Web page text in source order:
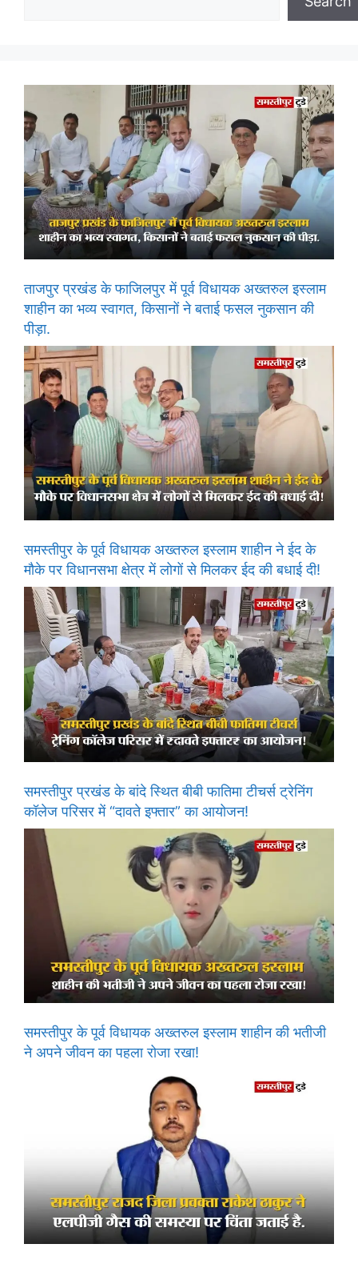
ताजपुर प्रखंड के फाजिलपुर में पूर्व विधायक अख्तरुल इस्लाम
शाहीन का भव्य स्वागत, किसानों ने बताई फसल नुकसान की
पीड़ा.
समस्तीपुर के पूर्व विधायक अख्तरुल इस्लाम शाहीन ने ईद के
मौके पर विधानसभा क्षेत्र में लोगों से मिलकर ईद की बधाई दी!
समस्तीपुर प्रखंड के बांदे स्थित बीबी फातिमा टीचर्स ट्रेनिंग
कॉलेज परिसर में “दावते इफ्तार” का आयोजन!
समस्तीपुर के पूर्व विधायक अख्तरुल इस्लाम शाहीन की भतीजी
ने अपने जीवन का पहला रोजा रखा!